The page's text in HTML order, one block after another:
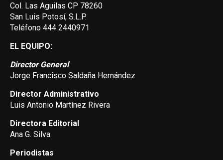
Col. Las Aguilas CP 78260
San Luis Potosí, S.L.P.
Teléfono 444 2440971
EL EQUIPO:
Director General
Jorge Francisco Saldaña Hernández
Director Administrativo
Luis Antonio Martínez Rivera
Directora Editorial
Ana G. Silva
Periodistas